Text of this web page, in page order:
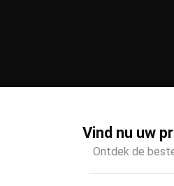
Vind nu uw
Ontdek de